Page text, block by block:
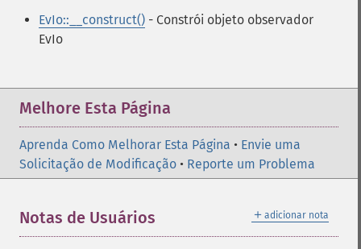
EvIo::__construct() - Constrói objeto observador
EvIo
Melhore Esta Página
Aprenda Como Melhorar Esta Página • Envie uma
Solicitação de Modificação • Reporte um Problema
＋ adicionar nota
Notas de Usuários